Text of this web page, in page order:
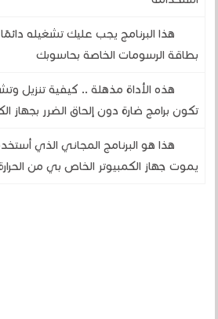
هذا البرنامج يجب عليك تشغيله
بطاقة الرسومات الخاصة بحاسوبك
هذه الأداة مذهلة .. كيفية تنزيل
تكون برامج ضارة دون إلحاق الضرر بجهاز
هذا هو البرنامج المجاني الذي
يموت جهاز الكمبيوتر الخاص بي من